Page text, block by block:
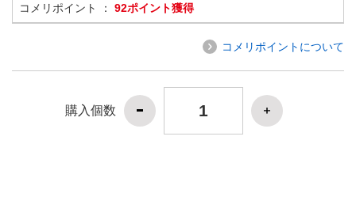
コメリポイント ： 92ポイント獲得
コメリポイントについて
購入個数